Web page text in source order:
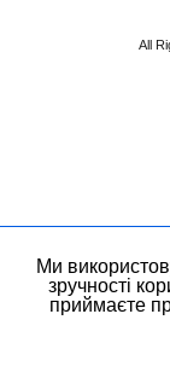
All
Ми
зручності
приймаєте